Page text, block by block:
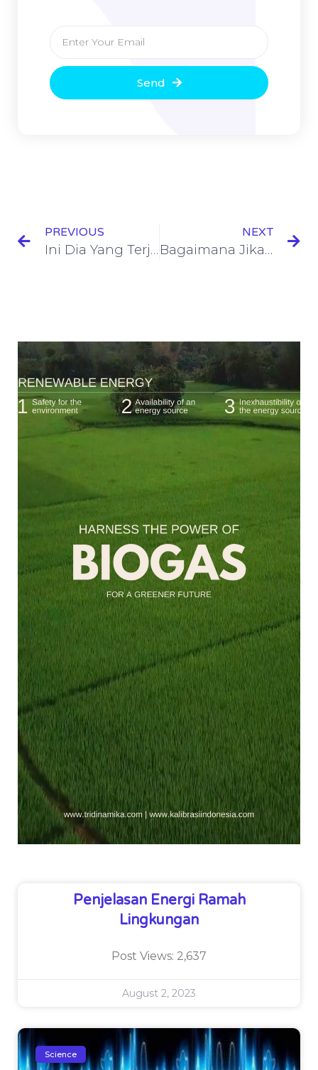
Send
PREVIOUS
Ini Dia Yang Terjadi Jika Terkena Hujan Asam
NEXT
Bagaimana Jika Lapisan Ozon Bumi Semakin Menipis Karena Polusi Udara Yang Berlebihan ?
Penjelasan Energi Ramah
Lingkungan
Post Views: 2,637
August 2, 2023
Science